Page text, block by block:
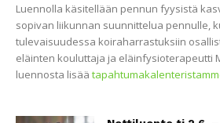
Luennolla käsitellään pennun fyysistä
sopivan liikunnan suunnittelua pennulle,
tulevaisuudessa koiraharrastuksiin
eläinten kouluttaja ja eläinfysioterapeutti
luennosta lisää